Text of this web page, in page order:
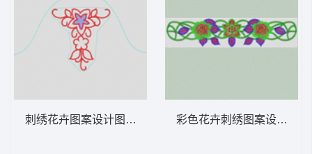
刺绣花卉图案设计图 简单肩花 彩色花卉刺绣图案设计 花